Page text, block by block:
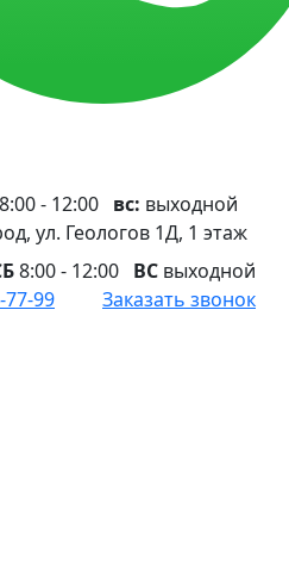
8:00 - 12:00 вс: выходной
ул. Геологов 1Д, 1 этаж
8:00 - 12:00 ВС выходной
77-99
Заказать звонок